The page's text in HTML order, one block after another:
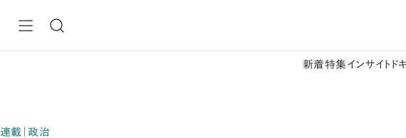
新着特集 インサイト ド
連載｜政治